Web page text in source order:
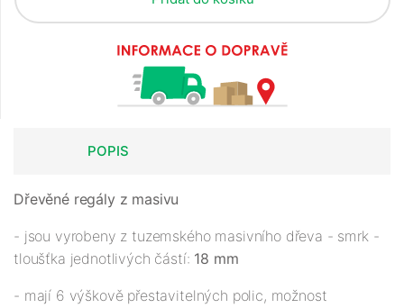
POPIS
Dřevěné regály z masivu
- jsou vyrobeny z tuzemského masivního dřeva - smrk -
tloušťka jednotlivých částí: 18 mm
- mají 6 výškově přestavitelných polic, možnost